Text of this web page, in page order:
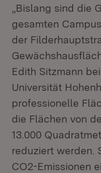
„Bislang sind die
gesamten
der
Edith Sitzmann
Universität
professionelle
die Flächen von
13.000
reduziert werden.
CO2-Emissionen